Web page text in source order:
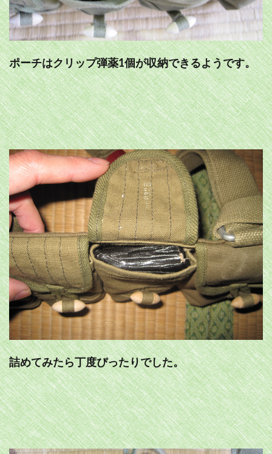
ポーチはクリップ弾薬1個が収納できるようです。
詰めてみたら丁度ぴったりでした。